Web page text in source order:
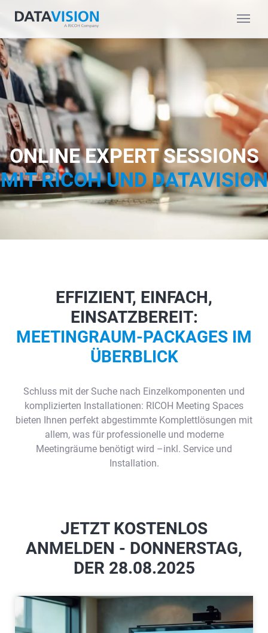
ONLINE EXPERT SESSIONS
MIT RICOH UND DATAVISION
EFFIZIENT, EINFACH,
EINSATZBEREIT:
MEETINGRAUM-PACKAGES IM
ÜBERBLICK
Schluss mit der Suche nach Einzelkomponenten und
komplizierten Installationen: RICOH Meeting Spaces
bieten Ihnen perfekt abgestimmte Komplettlösungen mit
allem, was für professionelle und moderne
Meetingräume benötigt wird –inkl. Service und
Installation.
JETZT KOSTENLOS
ANMELDEN - DONNERSTAG,
DER 28.08.2025